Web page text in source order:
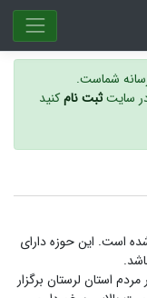
شماست.
در سایتثبت نامکنید
شده است. این حوزه دارای
استان لرستان برگزار